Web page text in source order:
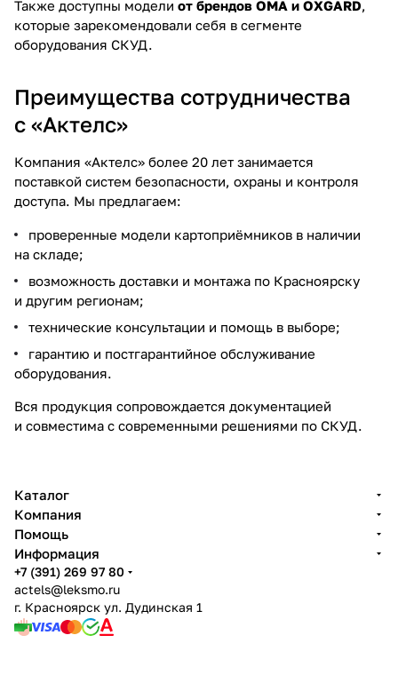
Также доступны модели от брендов OMA и OXGARD
которые зарекомендовали себя в сегменте
оборудования СКУД.
Преимущества сотрудничества
с «Актелс»
Компания «Актелс» более 20 лет занимается
поставкой систем безопасности, охраны и контроля
доступа. Мы предлагаем:
проверенные модели картоприёмников в наличии
на складе;
возможность доставки и монтажа по Красноярску
и другим регионам;
технические консультации и помощь в выборе;
гарантию и постгарантийное обслуживание
оборудования.
Вся продукция сопровождается документацией
и совместима с современными решениями по СКУД.
Каталог
Компания
Помощь
Информация
+7 (391) 269 97 80
actels@leksmo.ru
г. Красноярск ул. Дудинская 1